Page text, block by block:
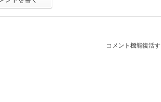
コメント機能復活す